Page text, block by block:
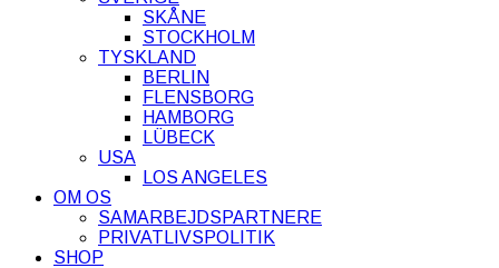
SKÅNE
STOCKHOLM
TYSKLAND
BERLIN
FLENSBORG
HAMBORG
LÜBECK
USA
LOS ANGELES
OM OS
SAMARBEJDSPARTNERE
PRIVATLIVSPOLITIK
SHOP